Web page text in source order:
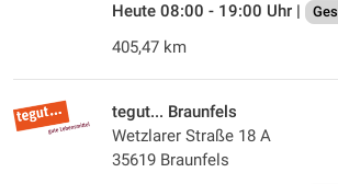
Heute 08:00 - 19:00 Uhr |
405,47 km
tegut... Braunfels
Wetzlarer Straße 18 A
35619 Braunfels